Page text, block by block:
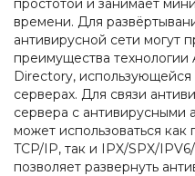
простотой и занимает
времени. Для
антивирусной сети могут
преимущества технологии
Directory,
серверах. Для связи
сервера с антивирусными
может использоваться как
TCP/IP, так и IPX/SPX/
позволяет развернуть